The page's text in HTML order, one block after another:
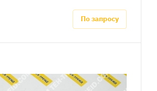
По запросу